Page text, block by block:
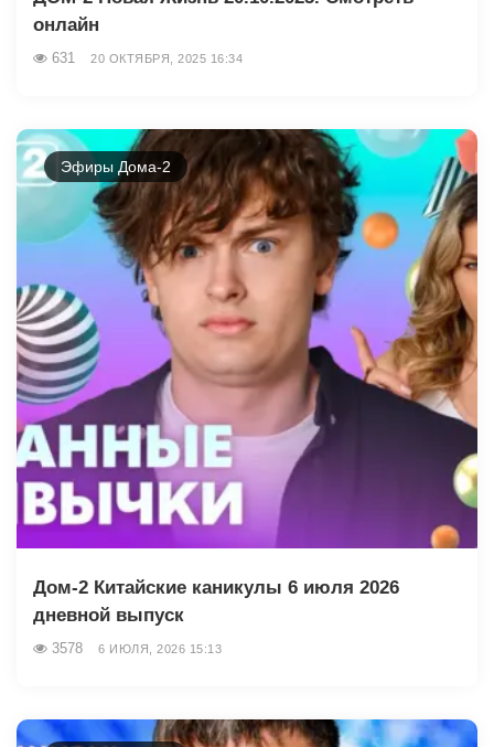
онлайн
631 20 ОКТЯБРЯ, 2025 16:34
Эфиры Дома-2
Дом-2 Китайские каникулы 6 июля 2026
дневной выпуск
3578 6 ИЮЛЯ, 2026 15:13